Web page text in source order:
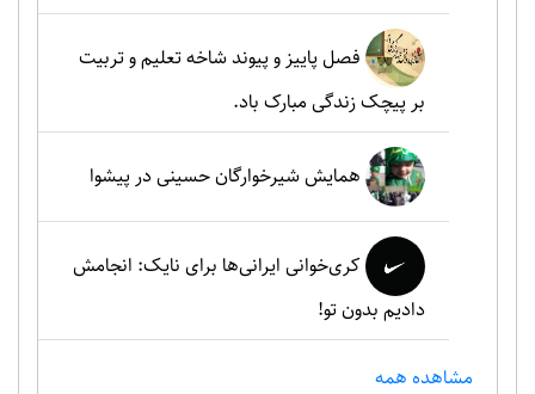
فصل پاییز و پیوند شاخه تعلیم و تربیت
بر پیچک زندگی مبارک باد.
همایش شیرخوارگان حسینی در پیشوا
کری‌خوانی ایرانی‌ها برای نایک: انجامش
دادیم بدون تو!
مشاهده همه